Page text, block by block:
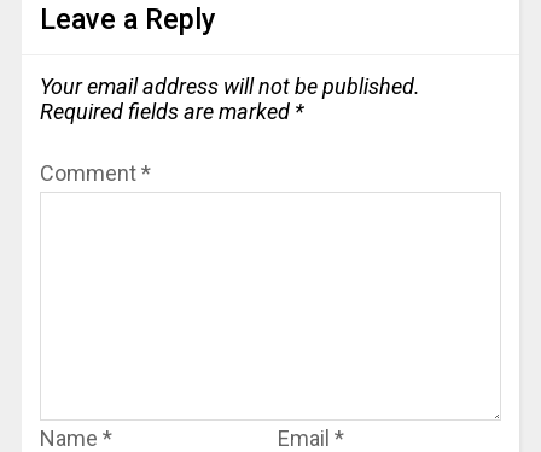
Leave a Reply
Your email address will not be published.
Required fields are marked *
Comment*
Name * Email *